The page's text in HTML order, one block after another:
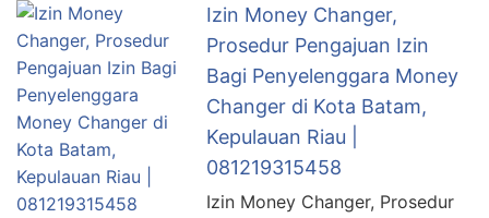
Izin Money Changer,
Prosedur Pengajuan Izin
Bagi Penyelenggara Money
Changer di Kota Batam,
Kepulauan Riau |
081219315458
Izin Money Changer, Prosedur